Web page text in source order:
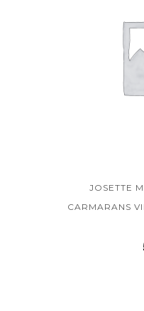
JOSETTE
CARMARANS